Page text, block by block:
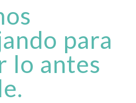
para
lo antes